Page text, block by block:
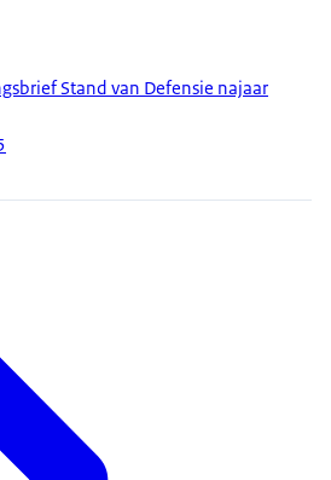
Stand van Defensie najaar